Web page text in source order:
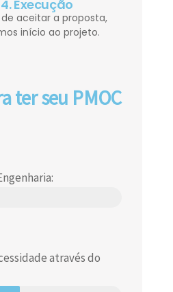
4. Execução
de aceitar a proposta,
início ao projeto.
ter seu PMOC
através do